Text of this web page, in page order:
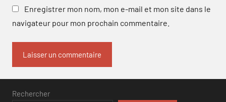
Enregistrer mon nom, mon e-mail et mon site dans le
navigateur pour mon prochain commentaire.
Rechercher